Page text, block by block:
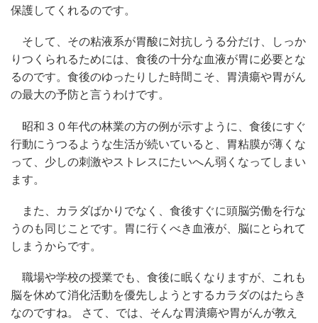
保護してくれるのです。
そして、その粘液系が胃酸に対抗しうる分だけ、しっか
りつくられるためには、食後の十分な血液が胃に必要とな
るのです。食後のゆったりした時間こそ、胃潰瘍や胃がん
の最大の予防と言うわけです。
昭和３０年代の林業の方の例が示すように、食後にすぐ
行動にうつるような生活が続いていると、胃粘膜が薄くな
って、少しの刺激やストレスにたいへん弱くなってしまい
ます。
また、カラダばかりでなく、食後すぐに頭脳労働を行な
うのも同じことです。胃に行くべき血液が、脳にとられて
しまうからです。
職場や学校の授業でも、食後に眠くなりますが、これも
脳を休めて消化活動を優先しようとするカラダのはたらき
なのですね。 さて、では、そんな胃潰瘍や胃がんが教え